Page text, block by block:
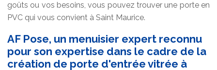
goûts ou vos besoins, vous pouvez trouver une porte en
PVC qui vous convient à Saint Maurice.
AF Pose, un menuisier expert reconnu
pour son expertise dans le cadre de la
création de porte d'entrée vitrée à